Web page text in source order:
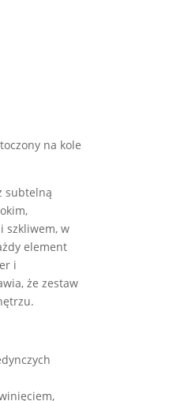
na kole
subtelną
szkliwem, w
element
i
że zestaw